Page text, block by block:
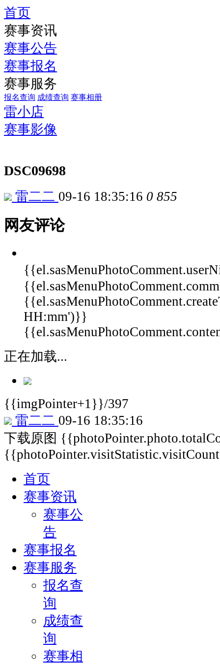
首页
赛事资讯
赛事公告
赛事报名
赛事服务
报名查询 成绩查询 赛事相册
雷小店
赛事影像
DSC09698
雷二二 09-16 18:35:16 0 855
网友评论
HH:mm')}}
正在加载...
{{imgPointer+1}}/397
雷二二 09-16 18:35:16
下载原图
首页
赛事资讯
赛事公
告
赛事报名
赛事服务
报名查
询
成绩查
询
赛事相